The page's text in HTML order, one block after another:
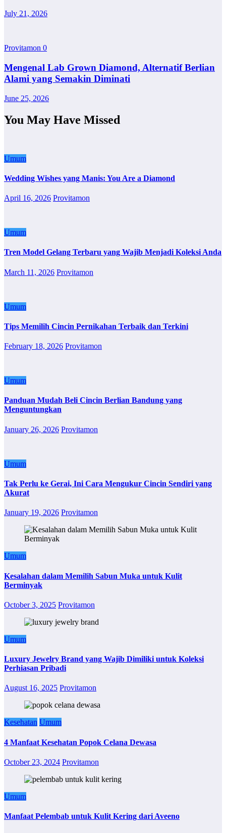
July 21, 2026
Provitamon 0
Mengenal Lab Grown Diamond, Alternatif Berlian
Alami yang Semakin Diminati
June 25, 2026
You May Have Missed
Umum
Wedding Wishes yang Manis: You Are a Diamond
April 16, 2026 Provitamon
Umum
Tren Model Gelang Terbaru yang Wajib Menjadi Koleksi Anda
March 11, 2026 Provitamon
Umum
Tips Memilih Cincin Pernikahan Terbaik dan Terkini
February 18, 2026 Provitamon
Umum
Panduan Mudah Beli Cincin Berlian Bandung yang
Menguntungkan
January 26, 2026 Provitamon
Umum
Tak Perlu ke Gerai, Ini Cara Mengukur Cincin Sendiri yang
Akurat
January 19, 2026 Provitamon
Umum
Kesalahan dalam Memilih Sabun Muka untuk Kulit
Berminyak
October 3, 2025 Provitamon
Umum
Luxury Jewelry Brand yang Wajib Dimiliki untuk Koleksi
Perhiasan Pribadi
August 16, 2025 Provitamon
Kesehatan Umum
4 Manfaat Kesehatan Popok Celana Dewasa
October 23, 2024 Provitamon
Umum
Manfaat Pelembab untuk Kulit Kering dari Aveeno